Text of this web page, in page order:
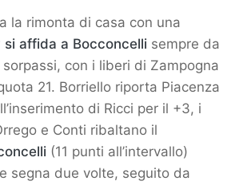
la rimonta di casa con una
si affida a Bocconcelli sempre da
con i liberi di Zampogna
21. Borriello riporta Piacenza
di Ricci per il +3, i
e Conti ribaltano il
(11 punti all’intervallo)
segna due volte, seguito da